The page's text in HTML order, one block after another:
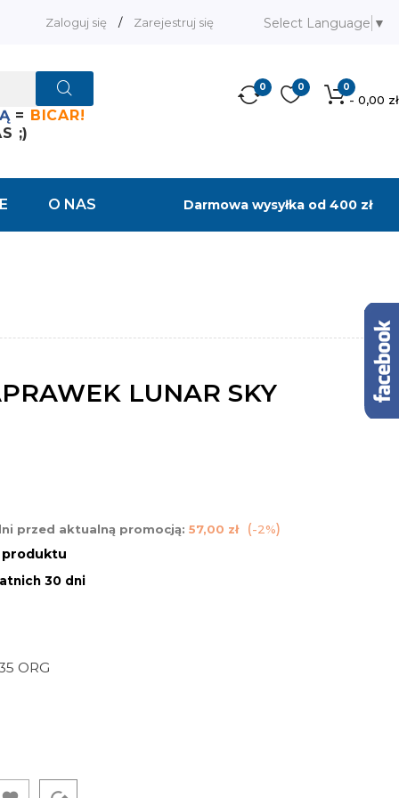
Zaloguj się / Zarejestruj się Select Language ▼
= BICAR!
;)
0
- 0,00 zł
0
0
O NAS Darmowa wysyłka od 400 zł
LUNAR SKY
przed aktualną promocją: 57,00 zł -2%
30 dni
ORG